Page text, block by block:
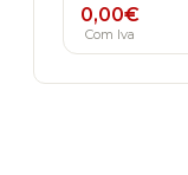
0,00€
Com Iva